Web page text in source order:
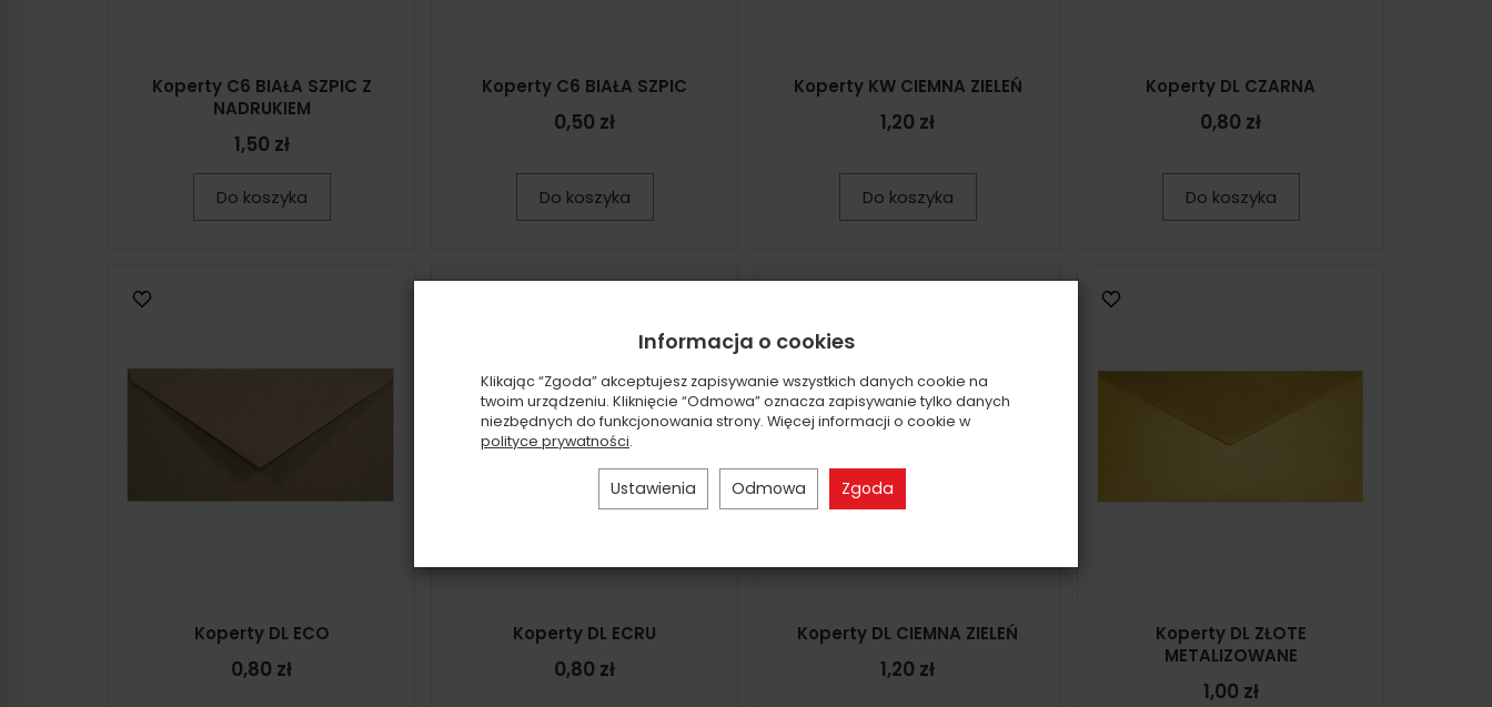
Koperty C6 BIAŁA SZPIC Z
NADRUKIEM
1,50 zł
Do koszyka
Koperty C6 BIAŁA SZPIC
0,50 zł
Do koszyka
Koperty KW CIEMNA ZIELEŃ
1,20 zł
Do koszyka
Koperty DL CZARNA
0,80 zł
Do koszyka
Koperty DL ECO
0,80 zł
Koperty DL ECRU
0,80 zł
Koperty DL CIEMNA ZIELEŃ
1,20 zł
Koperty DL ZŁOTE
METALIZOWANE
1,00 zł
Informacja o cookies
Klikając “Zgoda” akceptujesz zapisywanie wszystkich danych cookie na
twoim urządzeniu. Kliknięcie “Odmowa” oznacza zapisywanie tylko danych
niezbędnych do funkcjonowania strony. Więcej informacji o cookie w
polityce prywatności.
Ustawienia Odmowa Zgoda